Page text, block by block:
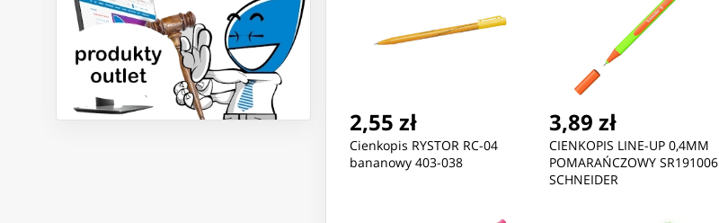
2,55 zł
Cienkopis RYSTOR RC-04
bananowy 403-038
3,89 zł
CIENKOPIS LINE-UP 0,4MM
POMARAŃCZOWY SR191006
SCHNEIDER